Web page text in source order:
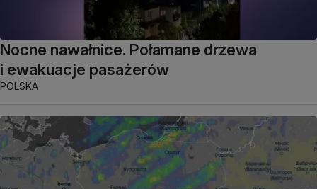
Nocne nawałnice. Połamane drzewa
i ewakuacje pasażerów
POLSKA